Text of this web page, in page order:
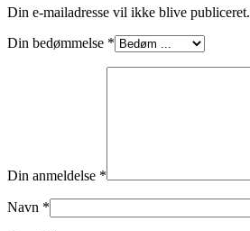
Din e-mailadresse vil ikke blive publiceret.
Din bedømmelse *
Din anmeldelse *
Navn *